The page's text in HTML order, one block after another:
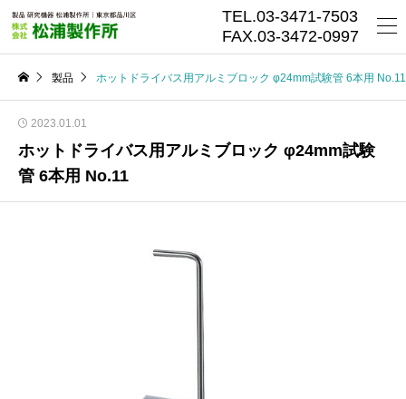
TEL.03-3471-7503
FAX.03-3472-0997
製品 ホットドライバス用アルミブロック φ24mm試験管 6本用 No.11
2023.01.01
ホットドライバス用アルミブロック φ24mm試験
管 6本用 No.11